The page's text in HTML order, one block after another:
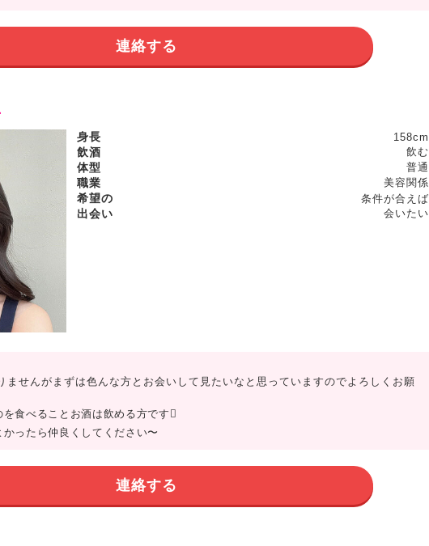
連絡する
身長 158cm
飲酒 飲む
体型 普通
職業 美容関係
希望の
出会い
条件が合えば
会いたい
ませんがまずは色んな方とお会いして見たいなと思っていますのでよろしくお願
食べることお酒は飲める方です
ったら仲良くしてください〜
連絡する